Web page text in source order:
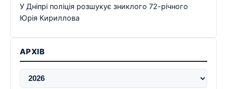
У Дніпрі поліція розшукує зниклого 72-річного
Юрія Кириллова
АРХІВ